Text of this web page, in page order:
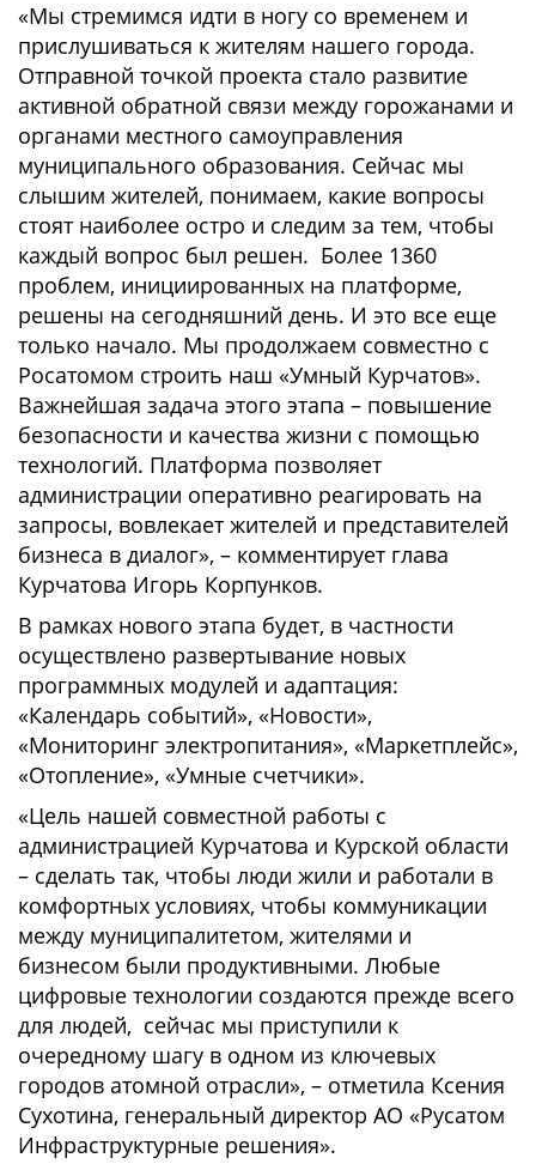
«Мы стремимся идти в ногу со временем и
прислушиваться к жителям нашего города.
Отправной точкой проекта стало развитие
активной обратной связи между горожанами и
органами местного самоуправления
муниципального образования. Сейчас мы
слышим жителей, понимаем, какие вопросы
стоят наиболее остро и следим за тем, чтобы
каждый вопрос был решен. Более 1360
проблем, инициированных на платформе,
решены на сегодняшний день. И это все еще
только начало. Мы продолжаем совместно с
Росатомом строить наш «Умный Курчатов».
Важнейшая задача этого этапа – повышение
безопасности и качества жизни с помощью
технологий. Платформа позволяет
администрации оперативно реагировать на
запросы, вовлекает жителей и представителей
бизнеса в диалог», – комментирует глава
Курчатова Игорь Корпунков.
В рамках нового этапа будет, в частности
осуществлено развертывание новых
программных модулей и адаптация:
«Календарь событий», «Новости»,
«Мониторинг электропитания», «Маркетплейс»,
«Отопление», «Умные счетчики».
«Цель нашей совместной работы с
администрацией Курчатова и Курской области
– сделать так, чтобы люди жили и работали в
комфортных условиях, чтобы коммуникации
между муниципалитетом, жителями и
бизнесом были продуктивными. Любые
цифровые технологии создаются прежде всего
для людей, сейчас мы приступили к
очередному шагу в одном из ключевых
городов атомной отрасли», – отметила Ксения
Сухотина, генеральный директор АО «Русатом
Инфраструктурные решения».